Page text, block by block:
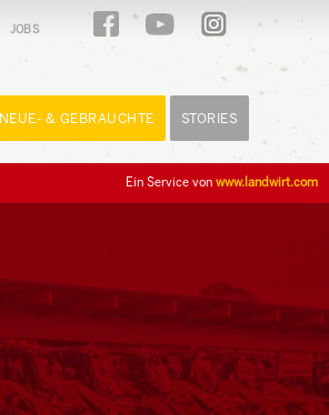
JOBS
NEUE- & GEBRAUCHTE STORIES
Ein Service von www.landwirt.com